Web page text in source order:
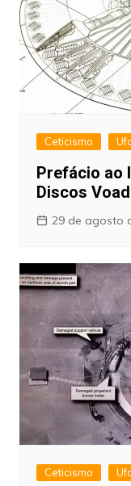
Ceticismo
Prefácio ao
Discos
29 de agosto
Ceticismo